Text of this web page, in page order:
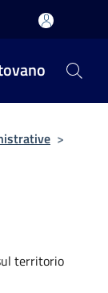
>
territorio